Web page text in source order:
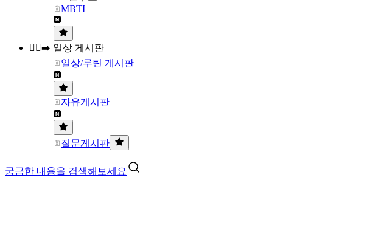
MBTI
🏃‍♀️‍➡️ 일상 게시판
일상/루틴 게시판
자유게시판
질문게시판
궁금한 내용을 검색해보세요